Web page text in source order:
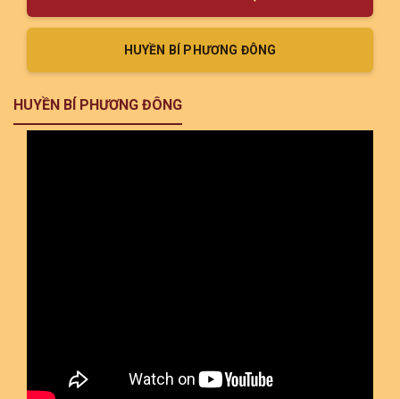
HUYỀN BÍ PHƯƠNG ĐÔNG
HUYỀN BÍ PHƯƠNG ĐÔNG